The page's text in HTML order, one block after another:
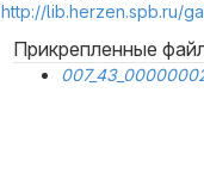
http://lib.herzen.spb.ru/
Прикрепленные